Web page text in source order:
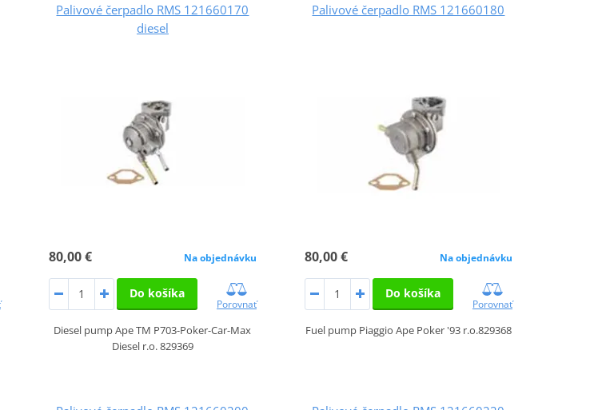
Palivové čerpadlo RMS 121660170
diesel
80,00 € Na objednávku
Do košíka
Porovnať
Diesel pump Ape TM P703-Poker-Car-Max
Diesel r.o. 829369
Palivové čerpadlo RMS 121660180
80,00 € Na objednávku
Do košíka
Porovnať
Fuel pump Piaggio Ape Poker '93 r.o.829368